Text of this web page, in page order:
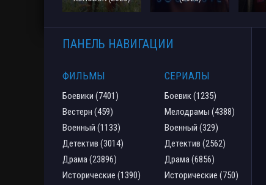
ПАНЕЛЬ НАВИГАЦИИ
ФИЛЬМЫ
Боевики (7401)
Вестерн (459)
Военный (1133)
Детектив (3014)
Драма (23896)
Исторические (1390)
СЕРИАЛЫ
Боевик (1235)
Мелодрамы (4388)
Военный (329)
Детектив (2562)
Драма (6856)
Исторические (750)